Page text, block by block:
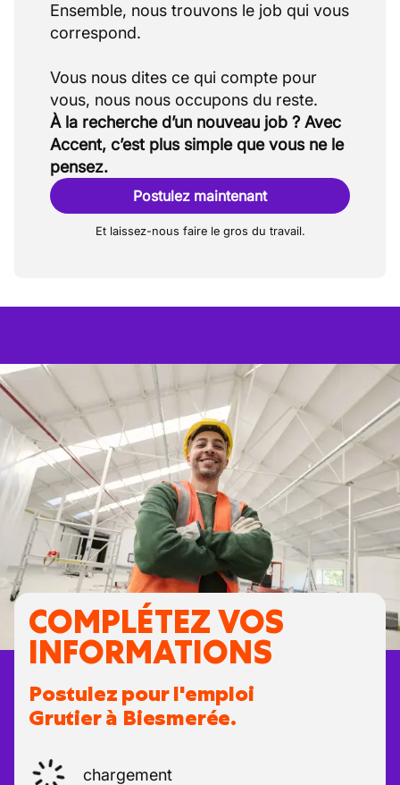
Ensemble, nous trouvons le job qui vous
correspond.
Vous nous dites ce qui compte pour
À la recherche d’un nouveau job ? Avec
Accent, c’est plus simple que vous ne le
pensez.
Postulez maintenant
Et laissez-nous faire le gros du travail.
COMPLÉTEZ VOS
INFORMATIONS
Postulez pour l'emploi
Grutier à Biesmerée.
chargement